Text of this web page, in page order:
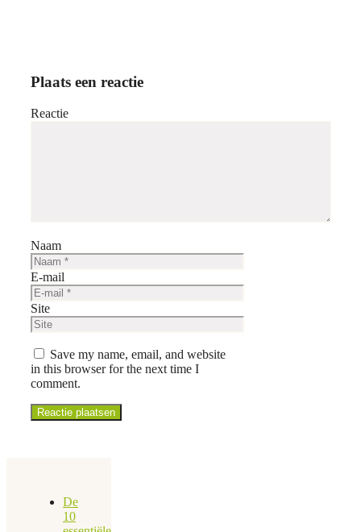
Plaats een reactie
Reactie
Naam
E-mail
Site
Save my name, email, and website
in this browser for the next time I
comment.
De
10